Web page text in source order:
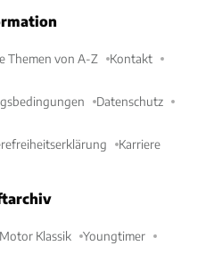
Themen von A-Z Kontakt
Datenschutz
Karriere
Motor Klassik Youngtimer